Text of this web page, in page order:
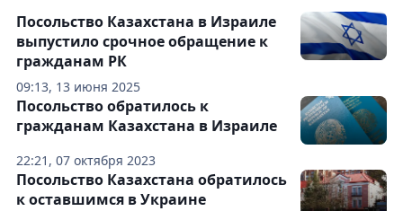
09:13, 13 июня 2025
Посольство Казахстана в Израиле
выпустило срочное обращение к
гражданам РК
22:21, 07 октября 2023
Посольство обратилось к
гражданам Казахстана в Израиле
Посольство Казахстана обратилось
к оставшимся в Украине